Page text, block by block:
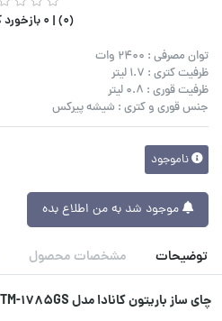
(0) | 0 بازخورد کاربران
توان مصرفی : 2400 وات
ظرفیت کتری : 1.7 لیتر
ظرفیت قوری : 0.8 لیتر
جنس قوری و کتری : شیشه پیرکس
ناموجود
موجود شد به من اطلاع بده
توضیحات مشخصات محصول